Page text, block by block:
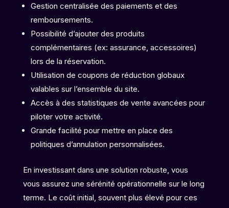
Gestion centralisée des paiements et des
remboursements.
Possibilité d’ajouter des produits
complémentaires (ex: assurance, accessoires)
lors de la réservation.
Utilisation de coupons de réduction globaux
valables sur l’ensemble du site.
Accès à des statistiques de vente avancées pour
piloter votre activité.
Grande facilité pour mettre en place des
politiques d’annulation personnalisées.
En investissant dans une solution robuste, vous
vous assurez une sérénité opérationnelle sur le long
terme. Le coût initial, souvent plus élevé pour ces